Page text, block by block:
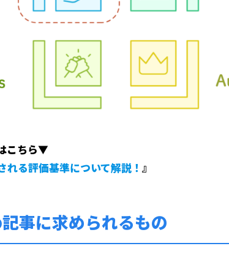
こちら▼
れる評価基準について解説！ 』
事に求められるもの